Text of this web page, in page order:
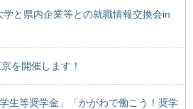
学と県内企業等との就職情報交換会in
を開催します！
生等奨学金」「かがわで働こう！奨学